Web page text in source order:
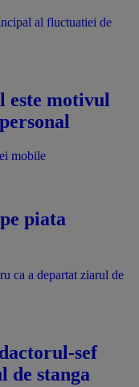
al fluctuatiei de
este motivul
mobile
piata
ca a departat ziarul de
sef
de stanga